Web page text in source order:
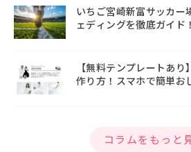
いちご宮崎新富サッカー
ェディングを徹底ガイド！
【無料テンプレートあ
作り方！スマホで簡単お
コラムをもっと